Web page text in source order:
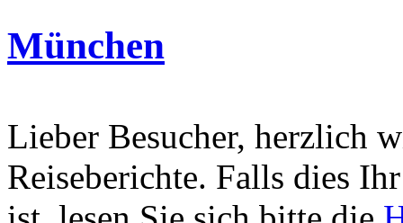
München
Lieber Besucher, herzlich
Reiseberichte. Falls dies